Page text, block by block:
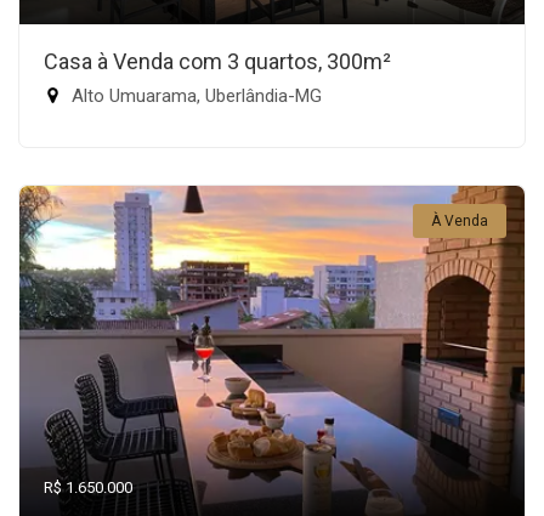
Casa à Venda com 3 quartos, 300m²
Alto Umuarama, Uberlândia-MG
À Venda
R$ 1.650.000